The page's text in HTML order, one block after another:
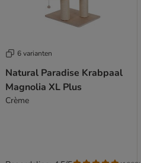
6 varianten
Natural Paradise Krabpaal
Magnolia XL Plus
Crème